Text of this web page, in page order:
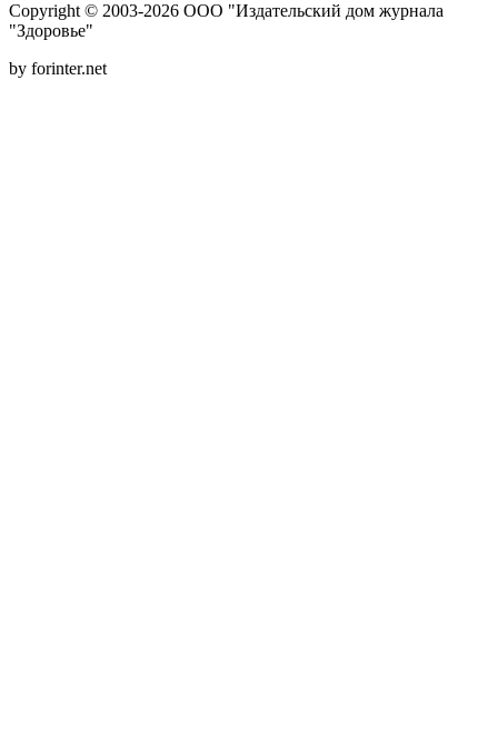
Copyright © 2003-2026 ООО "Издательский дом журнала
"Здоровье"
by forinter.net